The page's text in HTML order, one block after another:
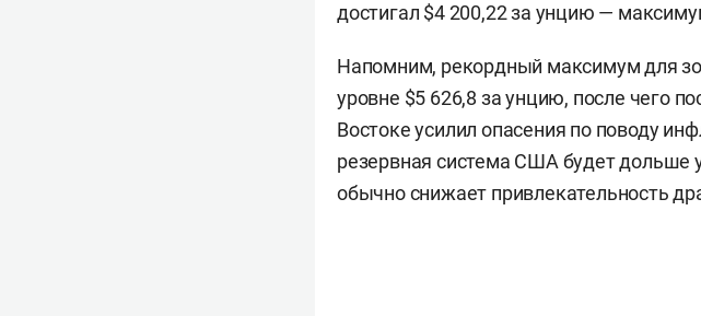
достигал $4 200,22 за унцию —
Напомним, рекордный максимум для
уровне $5 626,8 за унцию, после чего
Востоке усилил опасения по поводу
резервная система США будет дольше
обычно снижает привлекательность